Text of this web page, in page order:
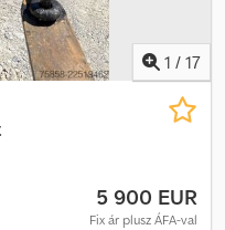
1 / 17
5 900 EUR
Fix ár plusz ÁFA-val